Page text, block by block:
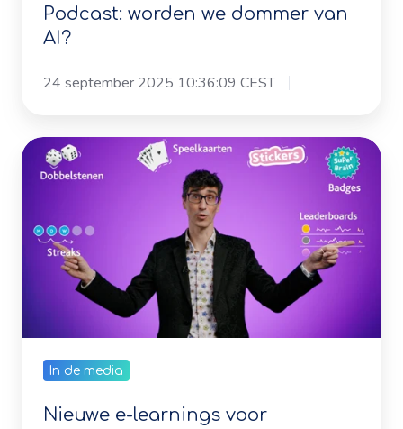
24 september 2025 10:36:09 CEST
Nieuwe
learnings
voor
Academy
In de media
Nieuwe e-learnings voor
Noordhoff Academy